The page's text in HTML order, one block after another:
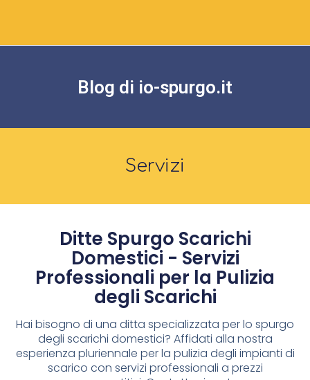
Blog di io-spurgo.it
Servizi
Ditte Spurgo Scarichi
Domestici - Servizi
Professionali per la Pulizia
degli Scarichi
Hai bisogno di una ditta specializzata per lo spurgo
degli scarichi domestici? Affidati alla nostra
esperienza pluriennale per la pulizia degli impianti di
scarico con servizi professionali a prezzi